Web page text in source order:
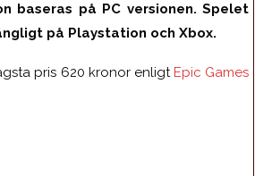
baseras på PC versionen. Spelet
på Playstation och Xbox.
pris 620 kronor enligt Epic Games